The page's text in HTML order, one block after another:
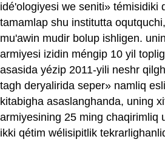
idé'ologiyesi we seniti» témisidiki
tamamlap shu institutta
mu'awin mudir bolup ishligen.
armiyesi izidin méngip 10 yil
asasida yézip 2011-yili neshr
tagh deryalirida seper» namliq
kitabigha asaslanghanda, uning
armiyesining 25 ming chaqirimliq
ikki qétim wélisipitlik